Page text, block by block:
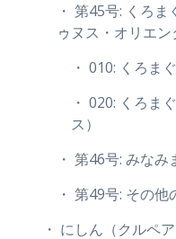
・ 第45号: くろ
ゥヌス・オリエン
・ 010: くろま
・ 020: くろま
ス）
・ 第46号: みな
・ 第49号: その他
・ にしん（クルペ